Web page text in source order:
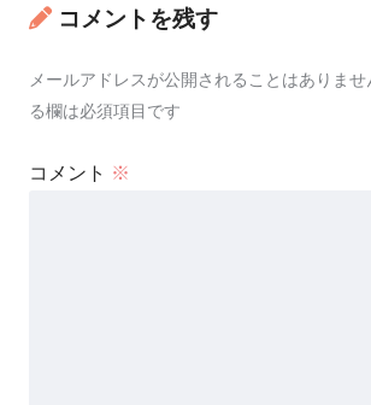
コメントを残す
メールアドレスが公開されることはありませ
る欄は必須項目です
コメント ※